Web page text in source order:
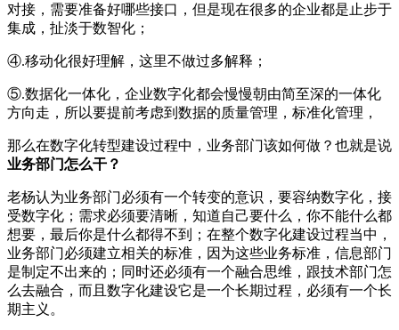
对接，需要准备好哪些接口，但是现在很多的企业都是止步于
集成，扯淡于数智化；
④.移动化很好理解，这里不做过多解释；
⑤.数据化一体化，企业数字化都会慢慢朝由简至深的一体化
方向走，所以要提前考虑到数据的质量管理，标准化管理，
那么在数字化转型建设过程中，业务部门该如何做？也就是说
业务部门怎么干？
老杨认为业务部门必须有一个转变的意识，要容纳数字化，接
受数字化；需求必须要清晰，知道自己要什么，你不能什么都
想要，最后你是什么都得不到；在整个数字化建设过程当中，
业务部门必须建立相关的标准，因为这些业务标准，信息部门
是制定不出来的；同时还必须有一个融合思维，跟技术部门怎
么去融合，而且数字化建设它是一个长期过程，必须有一个长
期主义。